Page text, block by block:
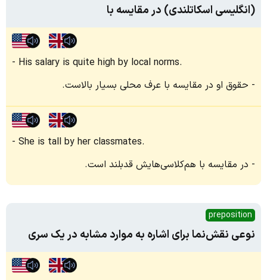
(انگلیسی اسکاتلندی) در مقایسه با
His salary is quite high by local norms.
حقوق او در مقایسه با عرف محلی بسیار بالاست.
She is tall by her classmates.
در مقایسه با هم‌کلاسی‌هایش قدبلند است.
preposition
نوعی نقش‌نما برای اشاره به موارد مشابه در یک سری